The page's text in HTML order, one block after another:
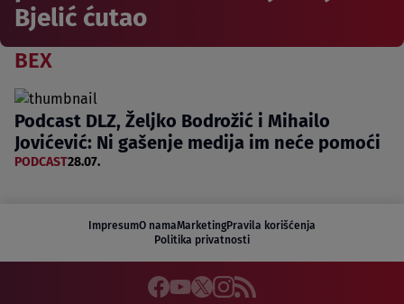
Bjelić ćutao
BEX
Podcast DLZ, Željko Bodrožić i Mihailo
Jovićević: Ni gašenje medija im neće pomoći
PODCAST28.07.
ImpresumO namaMarketingPravila korišćenja
Politika privatnosti